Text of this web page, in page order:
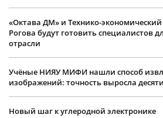
«Октава ДМ» и Технико-
Рогова будут готовить специалистов
отрасли
Учëные НИЯУ МИФИ нашли способ
изображений: точность выросла
Новый шаг к углеродной электронике